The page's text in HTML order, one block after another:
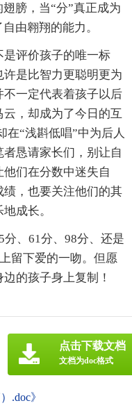
膀，当“分”真正成为
由翱翔的能力。
评价孩子的唯一标
是比智力更聪明更为
一定代表着孩子以后
，却成为了今日的互
“浅斟低唱”中为后人
恳请家长们，别让自
们在分数中迷失自
，也要关注他们的其
成长。
、61分、98分、还是
留下爱的一吻。但愿
的孩子身上复制！
.doc》
点击下载文档
文档为doc格式